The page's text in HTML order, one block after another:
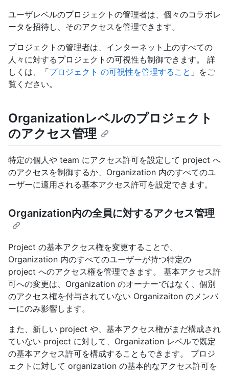
ユーザレベルのプロジェクトの管理者は、個々のコラボレ
ータを招待し、そのアクセスを管理できます。
プロジェクトの管理者は、インターネット上のすべての
人々に対するプロジェクトの可視性も制御できます。 詳
しくは、「プロジェクト の可視性を管理すること 」をご
覧ください。
Organizationレベルのプロジェクト
のアクセス管理
特定の個人や team にアクセス許可を設定して project へ
のアクセスを制御するか、Organization 内のすべてのユ
ーザーに適用される基本アクセス許可を設定できます。
Organization内の全員に対するアクセス管理
Project の基本アクセス権を変更することで、
Organization 内のすべてのユーザーが持つ特定の
project へのアクセス権を管理できます。 基本アクセス許
可への変更は、Organization のオーナーではなく、個別
のアクセス権を付与されていない Organizaiton のメンバ
ーにのみ影響します。
また、新しい project や、基本アクセス権がまだ構成され
ていない project に対して、Organization レベルで既定
の基本アクセス許可を構成することもできます。 プロジ
ェクトに対して organization の基本的なアクセス許可を